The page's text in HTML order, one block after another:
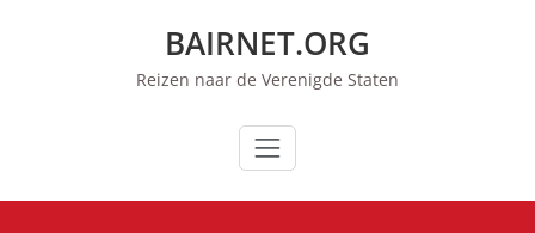
BAIRNET.ORG
Reizen naar de Verenigde Staten